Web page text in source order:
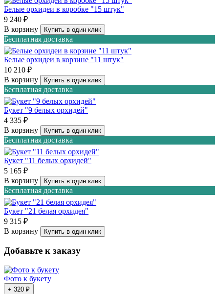
Белые орхидеи в коробке "15 штук"
9 240 ₽
В корзину
Купить в один клик
Бесплатная доставка
Белые орхидеи в корзине "11 штук"
10 210 ₽
В корзину
Купить в один клик
Бесплатная доставка
Букет "9 белых орхидей"
4 335 ₽
В корзину
Купить в один клик
Бесплатная доставка
Букет "11 белых орхидей"
5 165 ₽
В корзину
Купить в один клик
Бесплатная доставка
Букет "21 белая орхидея"
9 315 ₽
В корзину
Купить в один клик
Добавьте к заказу
Фото к букету
+ 320 ₽